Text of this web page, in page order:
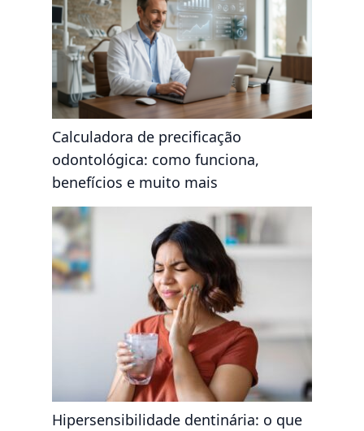
Calculadora de precificação
odontológica: como funciona,
benefícios e muito mais
Hipersensibilidade dentinária: o que